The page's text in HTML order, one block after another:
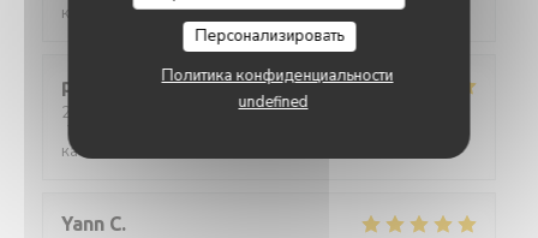
Персонализировать
Политика конфиденциальности
undefined
качество
:5/5
pascal
2026-07-30
- 12:00 - гости 2
Услуги
качество
Yann C